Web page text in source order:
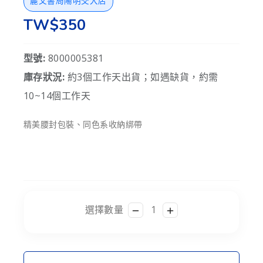
TW$350
型號: 8000005381
庫存狀況: 約3個工作天出貨；如遇缺貨，約需
10~14個工作天
精美腰封包裝、同色系收納綁帶
選擇數量